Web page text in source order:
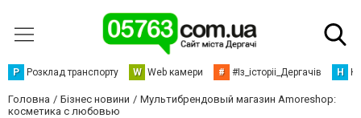
Р Розклад транспорту W Web камери # #Із_історіі_Дергачів Н
Головна Бізнес новини
Мультибрендовый магазин Amoreshop:
косметика с любовью